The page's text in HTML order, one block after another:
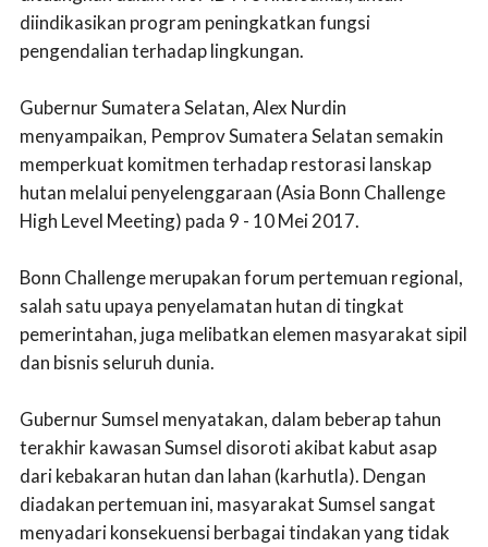
diindikasikan program peningkatkan fungsi
pengendalian terhadap lingkungan.
Gubernur Sumatera Selatan, Alex Nurdin
menyampaikan, Pemprov Sumatera Selatan semakin
memperkuat komitmen terhadap restorasi lanskap
hutan melalui penyelenggaraan (Asia Bonn Challenge
High Level Meeting) pada 9 - 10 Mei 2017.
Bonn Challenge merupakan forum pertemuan regional,
salah satu upaya penyelamatan hutan di tingkat
pemerintahan, juga melibatkan elemen masyarakat sipil
dan bisnis seluruh dunia.
Gubernur Sumsel menyatakan, dalam beberap tahun
terakhir kawasan Sumsel disoroti akibat kabut asap
dari kebakaran hutan dan lahan (karhutla). Dengan
diadakan pertemuan ini, masyarakat Sumsel sangat
menyadari konsekuensi berbagai tindakan yang tidak